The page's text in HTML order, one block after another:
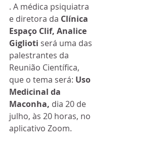
. A médica psiquiatra
e diretora da Clínica
Espaço Clif, Analice
Giglioti será uma das
palestrantes da
Reunião Científica,
que o tema será: Uso
Medicinal da
Maconha, dia 20 de
julho, às 20 horas, no
aplicativo Zoom.